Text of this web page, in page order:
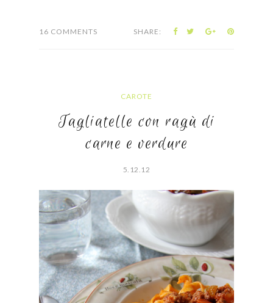
16 COMMENTS SHARE:
CAROTE
Tagliatelle con ragù di
carne e verdure
5.12.12